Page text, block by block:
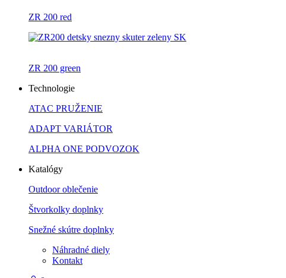
ZR 200 red
ZR 200 green
Technologie
ATAC PRUŽENIE
ADAPT VARIÁTOR
ALPHA ONE PODVOZOK
Katalógy
Outdoor oblečenie
Štvorkolky doplnky
Snežné skútre doplnky
Náhradné diely
Kontakt